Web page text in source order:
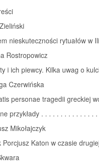
nieskuteczności rytuałów w
Rostropowicz
i ich piewcy. Kilka uwag o
Czerwińska
personae tragedii greckiej
przykłady . . . . . . . . . . . . . .
Mikołajczyk
Porcjusz Katon w czasie